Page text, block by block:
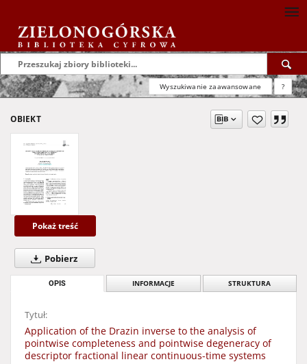
Wyszukiwanie zaawansowane ?
OBIEKT
Pokaż treść
Pobierz
OPIS INFORMACJE STRUKTURA
Tytuł:
Application of the Drazin inverse to the analysis of
pointwise completeness and pointwise degeneracy of
descriptor fractional linear continuous-time systems